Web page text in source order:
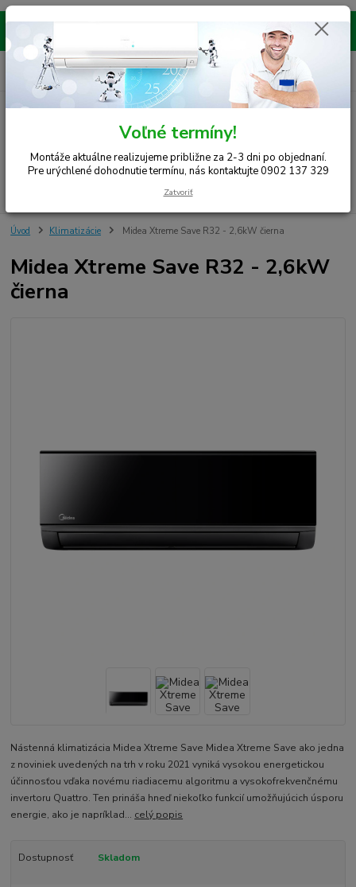
Montáže realizujeme na celom západe SR! Kraje TT, BA, NR, TN, vrátane
okresov SE, MY, TO, NZ, DS, GA.
EUR
0948 242 067
(Po-Pia, 8-15 hod.)
za
Úvod Klimatizácie Midea Xtreme Save R32 - 2,6kW čierna
Midea Xtreme Save R32 - 2,6kW
čierna
Nástenná klimatizácia Midea Xtreme Save Midea Xtreme Save ako jedna
z noviniek uvedených na trh v roku 2021 vyniká vysokou energetickou
účinnosťou vďaka novému riadiacemu algoritmu a vysokofrekvenčnému
invertoru Quattro. Ten prináša hneď niekoľko funkcií umožňujúcich úsporu
energie, ako je napríklad... celý popis
Dostupnosť Skladom
Voľné termíny!
Montáže aktuálne realizujeme približne za 2-3 dni po objednaní.
Pre urýchlené dohodnutie termínu, nás kontaktujte 0902 137 329
Zatvoriť